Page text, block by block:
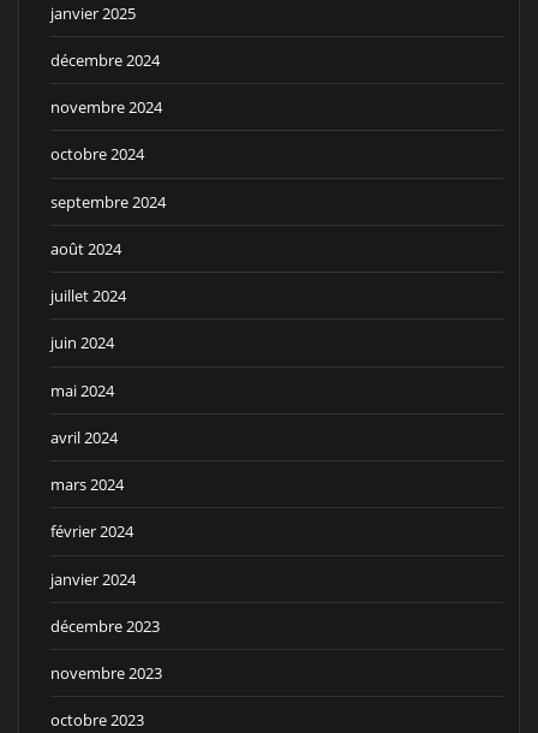
janvier 2025
décembre 2024
novembre 2024
octobre 2024
septembre 2024
août 2024
juillet 2024
juin 2024
mai 2024
avril 2024
mars 2024
février 2024
janvier 2024
décembre 2023
novembre 2023
octobre 2023